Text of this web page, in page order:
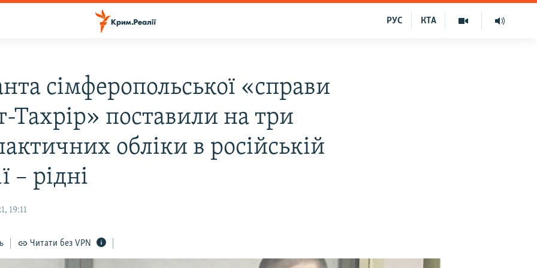
КТА
РУС
сімферопольської «справи
Тахрір» поставили на три
обліки в російській
– рідні
19:11
Читати без VPN